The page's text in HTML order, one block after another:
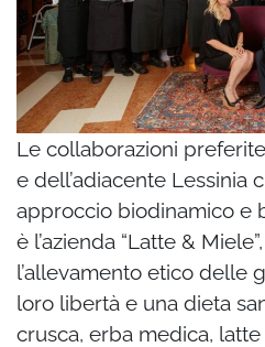
Le collaborazioni
e dell’adiacente Lessinia
approccio biodinamico e
è l’azienda “Latte &
l’allevamento etico delle
loro libertà e una dieta
crusca, erba medica,